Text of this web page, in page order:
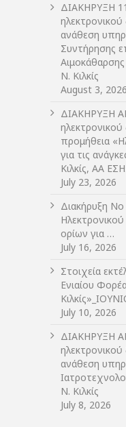
ΔIΑΚΗΡΥΞΗ
ανάθεση
Συντήρησης
Ν. Κιλκίς
August 3, 2026
ΔIΑΚΗΡΥΞΗ
προμήθεια
για τις
Κιλκίς, ΑΑ
July 23, 2026
Διακήρυξη
ορίων για …
July 16, 2026
Στοιχεία
Ενιαίου
July 10, 2026
ΔIΑΚΗΡΥΞΗ
ανάθεση
Ν. Κιλκίς
July 8, 2026